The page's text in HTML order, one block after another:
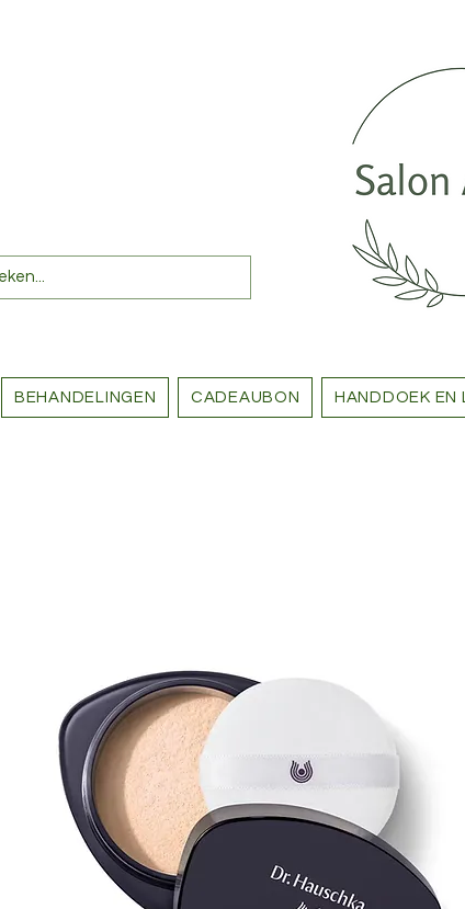
BEHANDELINGEN CADEAUBON HANDDOEK EN